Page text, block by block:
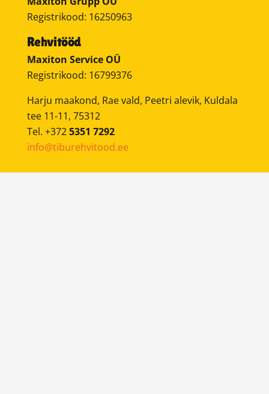
Registrikood: 16250963
Rehvitööd
Maxiton Service OÜ
Registrikood: 16799376
Harju maakond, Rae vald, Peetri alevik, Kuldala
tee 11-11, 75312
Tel. +3725351 7292
info@tiburehvitood.ee
Mobiilne rehvivahetuson teenus, kus meie